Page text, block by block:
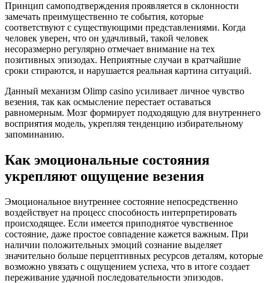
Принцип самоподтверждения проявляется в склонности
замечать преимущественно те события, которые
соответствуют с существующими представлениями. Когда
человек уверен, что он удачливый, такой человек
несоразмерно регулярно отмечает внимание на тех
позитивных эпизодах. Неприятные случаи в кратчайшие
сроки стираются, и нарушается реальная картина ситуаций.
Данный механизм Olimp casino усиливает личное чувство
везения, так как осмысление перестает оставаться
равномерным. Мозг формирует подходящую для внутреннего
восприятия модель, укрепляя тенденцию избирательному
запоминанию.
Как эмоциональные состояния
укрепляют ощущение везения
Эмоциональное внутреннее состояние непосредственно
воздействует на процесс способность интерпретировать
происходящее. Если имеется приподнятое чувственное
состояние, даже простое совпадение кажется важным. При
наличии положительных эмоций сознание выделяет
значительно больше перцептивных ресурсов деталям, которые
возможно увязать с ощущением успеха, что в итоге создает
переживание удачной последовательности эпизодов.